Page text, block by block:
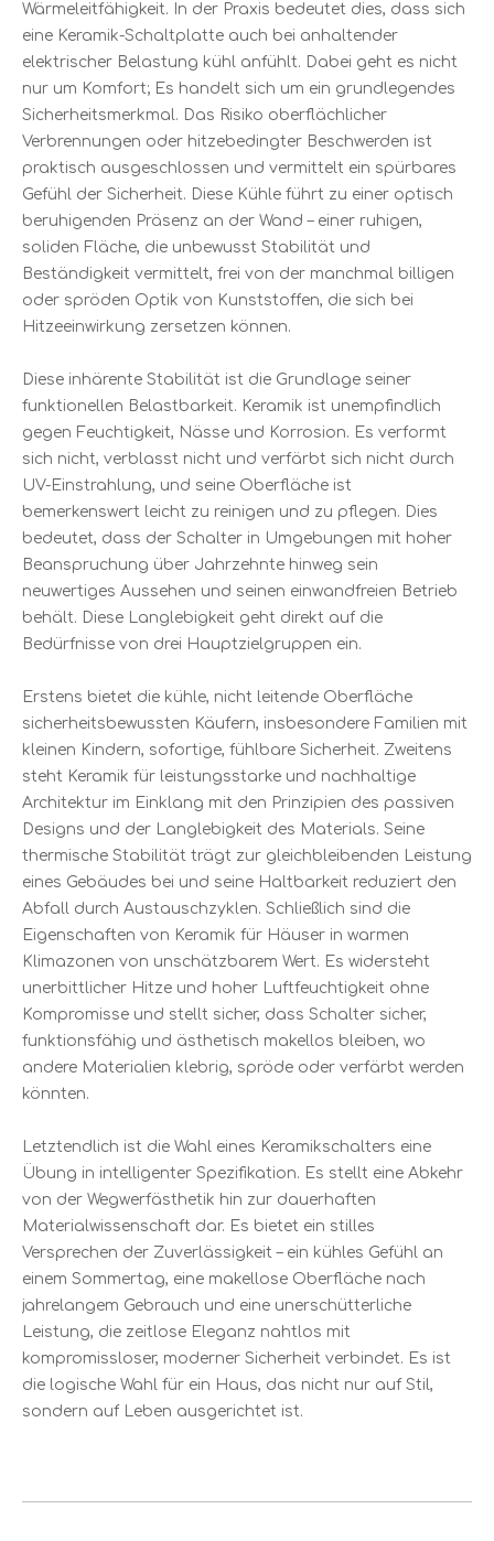
Wärmeleitfähigkeit. In der Praxis bedeutet dies, dass sich
eine Keramik-Schaltplatte auch bei anhaltender
elektrischer Belastung kühl anfühlt. Dabei geht es nicht
nur um Komfort; Es handelt sich um ein grundlegendes
Sicherheitsmerkmal. Das Risiko oberflächlicher
Verbrennungen oder hitzebedingter Beschwerden ist
praktisch ausgeschlossen und vermittelt ein spürbares
Gefühl der Sicherheit. Diese Kühle führt zu einer optisch
beruhigenden Präsenz an der Wand – einer ruhigen,
soliden Fläche, die unbewusst Stabilität und
Beständigkeit vermittelt, frei von der manchmal billigen
oder spröden Optik von Kunststoffen, die sich bei
Hitzeeinwirkung zersetzen können.
Diese inhärente Stabilität ist die Grundlage seiner
funktionellen Belastbarkeit. Keramik ist unempfindlich
gegen Feuchtigkeit, Nässe und Korrosion. Es verformt
sich nicht, verblasst nicht und verfärbt sich nicht durch
UV-Einstrahlung, und seine Oberfläche ist
bemerkenswert leicht zu reinigen und zu pflegen. Dies
bedeutet, dass der Schalter in Umgebungen mit hoher
Beanspruchung über Jahrzehnte hinweg sein
neuwertiges Aussehen und seinen einwandfreien Betrieb
behält. Diese Langlebigkeit geht direkt auf die
Bedürfnisse von drei Hauptzielgruppen ein.
Erstens bietet die kühle, nicht leitende Oberfläche
sicherheitsbewussten Käufern, insbesondere Familien mit
kleinen Kindern, sofortige, fühlbare Sicherheit. Zweitens
steht Keramik für leistungsstarke und nachhaltige
Architektur im Einklang mit den Prinzipien des passiven
Designs und der Langlebigkeit des Materials. Seine
thermische Stabilität trägt zur gleichbleibenden Leistung
eines Gebäudes bei und seine Haltbarkeit reduziert den
Abfall durch Austauschzyklen. Schließlich sind die
Eigenschaften von Keramik für Häuser in warmen
Klimazonen von unschätzbarem Wert. Es widersteht
unerbittlicher Hitze und hoher Luftfeuchtigkeit ohne
Kompromisse und stellt sicher, dass Schalter sicher,
funktionsfähig und ästhetisch makellos bleiben, wo
andere Materialien klebrig, spröde oder verfärbt werden
könnten.
Letztendlich ist die Wahl eines Keramikschalters eine
Übung in intelligenter Spezifikation. Es stellt eine Abkehr
von der Wegwerfästhetik hin zur dauerhaften
Materialwissenschaft dar. Es bietet ein stilles
Versprechen der Zuverlässigkeit – ein kühles Gefühl an
einem Sommertag, eine makellose Oberfläche nach
jahrelangem Gebrauch und eine unerschütterliche
Leistung, die zeitlose Eleganz nahtlos mit
kompromissloser, moderner Sicherheit verbindet. Es ist
die logische Wahl für ein Haus, das nicht nur auf Stil,
sondern auf Leben ausgerichtet ist.